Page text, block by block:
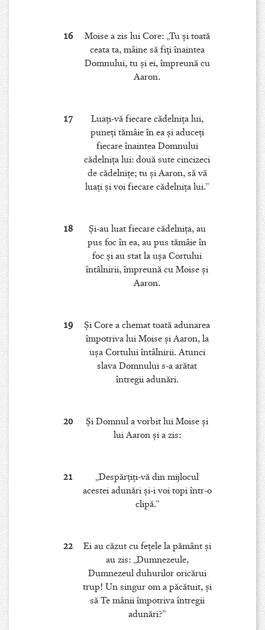
16
Moise a zis lui Core: „Tu şi toată
ceata ta, mâine să fiţi înaintea
Domnului, tu şi ei, împreună cu
Aaron.
17
Luaţi-vă fiecare cădelniţa lui,
puneţi tămâie în ea şi aduceţi
fiecare înaintea Domnului
cădelniţa lui: două sute cincizeci
de cădelniţe; tu şi Aaron, să vă
luaţi şi voi fiecare cădelniţa lui.”
18
Şi-au luat fiecare cădelniţa, au
pus foc în ea, au pus tămâie în
foc şi au stat la uşa Cortului
întâlnirii, împreună cu Moise şi
Aaron.
19
Şi Core a chemat toată adunarea
împotriva lui Moise şi Aaron, la
uşa Cortului întâlnirii. Atunci
slava Domnului s-a arătat
întregii adunări.
20
Şi Domnul a vorbit lui Moise şi
lui Aaron şi a zis:
21
„Despărţiţi-vă din mijlocul
acestei adunări şi-i voi topi într-o
clipă.”
22
Ei au căzut cu feţele la pământ şi
au zis: „Dumnezeule,
Dumnezeul duhurilor oricărui
trup! Un singur om a păcătuit, şi
să Te mânii împotriva întregii
adunări?”